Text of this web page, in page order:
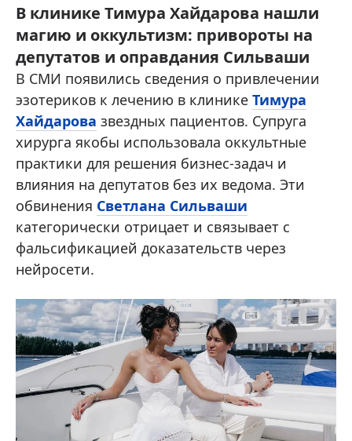
В клинике Тимура Хайдарова нашли
магию и оккультизм: привороты на
депутатов и оправдания Сильваши
В СМИ появились сведения о привлечении
эзотериков к лечению в клинике Тимура
Хайдарова звездных пациентов. Супруга
хирурга якобы использовала оккультные
практики для решения бизнес-задач и
влияния на депутатов без их ведома. Эти
обвинения Светлана Сильваши
категорически отрицает и связывает с
фальсификацией доказательств через
нейросети.